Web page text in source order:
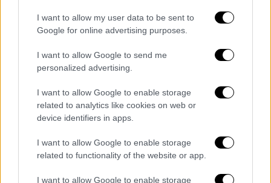
I want to allow my user data to be sent to
Google for online advertising purposes.
I want to allow Google to send me
personalized advertising.
I want to allow Google to enable storage
related to analytics like cookies on web or
device identifiers in apps.
I want to allow Google to enable storage
related to functionality of the website or app.
I want to allow Google to enable storage
χρόνος για την υποβολή των φορολογικών
δηλώσεων φυσικών και νομικών προσώπων
μέχρι τη Δευτέρα 21 Ιουλίου»
Από το Μίσιγκαν στον Λευκό Οίκο: Τι
σημαίνει η νίκη του Αμπντούλ Ελ-Σαγέντ
για τους Δημοκρατικούς
O στρατηγός ήταν σχιζοφρενής, εμμονικός,
Εκείνος που άλλαξε την πορεία της